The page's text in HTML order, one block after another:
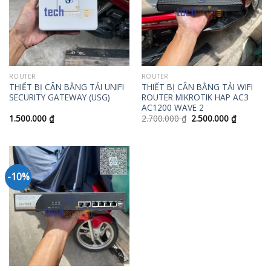
ROUTER
THIẾT BỊ CÂN BẰNG TẢI UNIFI
SECURITY GATEWAY (USG)
1.500.000 ₫
ROUTER
THIẾT BỊ CÂN BẰNG TẢI WIFI
ROUTER MIKROTIK HAP AC3
AC1200 WAVE 2
2.700.000₫ 2.500.000 ₫
-10%